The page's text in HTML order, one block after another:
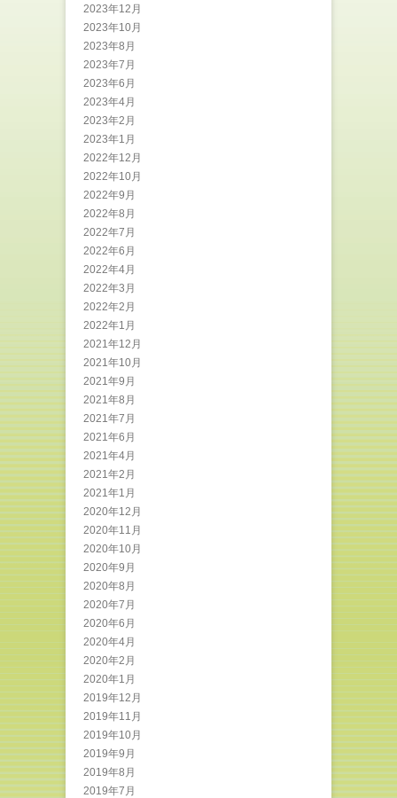
2023年12月
2023年10月
2023年8月
2023年7月
2023年6月
2023年4月
2023年2月
2023年1月
2022年12月
2022年10月
2022年9月
2022年8月
2022年7月
2022年6月
2022年4月
2022年3月
2022年2月
2022年1月
2021年12月
2021年10月
2021年9月
2021年8月
2021年7月
2021年6月
2021年4月
2021年2月
2021年1月
2020年12月
2020年11月
2020年10月
2020年9月
2020年8月
2020年7月
2020年6月
2020年4月
2020年2月
2020年1月
2019年12月
2019年11月
2019年10月
2019年9月
2019年8月
2019年7月